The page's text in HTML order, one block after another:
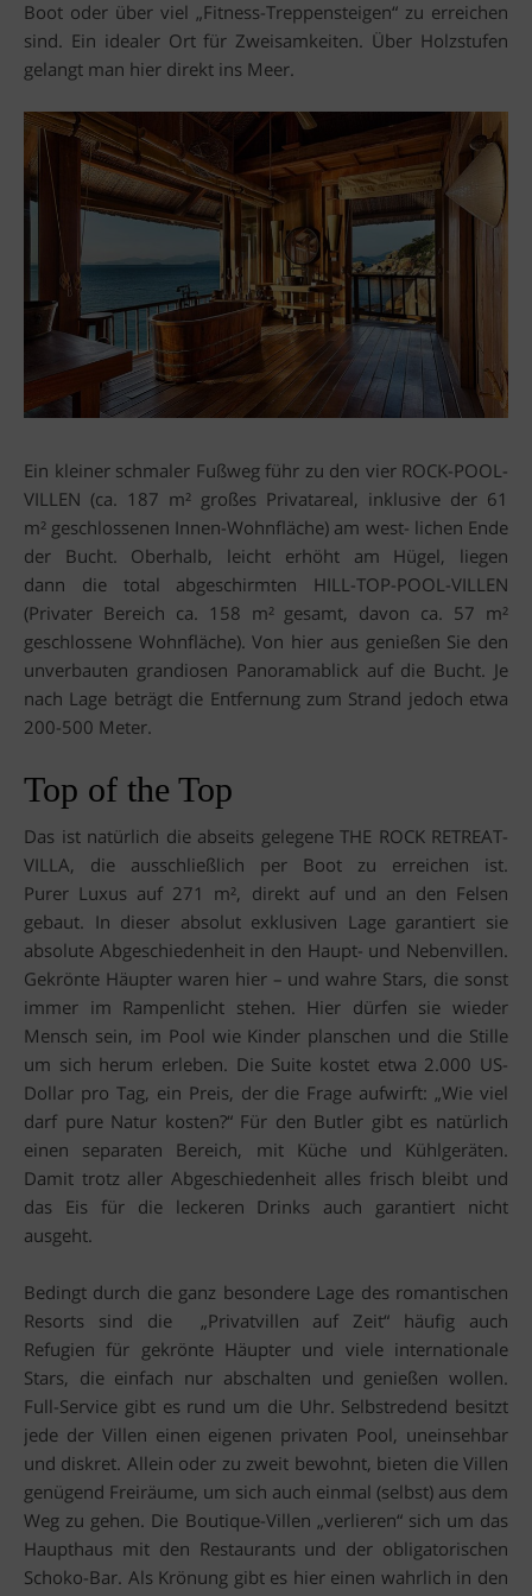
Boot oder über viel „Fitness-Treppensteigen“ zu erreichen
sind. Ein idealer Ort für Zweisamkeiten. Über Holzstufen
gelangt man hier direkt ins Meer.
Ein kleiner schmaler Fußweg führ zu den vier ROCK-POOL-
VILLEN (ca. 187 m² großes Privatareal, inklusive der 61
m² geschlossenen Innen-Wohnfläche) am west- lichen Ende
der Bucht. Oberhalb, leicht erhöht am Hügel, liegen
dann die total abgeschirmten HILL-TOP-POOL-VILLEN
(Privater Bereich ca. 158 m² gesamt, davon ca. 57 m²
geschlossene Wohnfläche). Von hier aus genießen Sie den
unverbauten grandiosen Panoramablick auf die Bucht. Je
nach Lage beträgt die Entfernung zum Strand jedoch etwa
200-500 Meter.
Top of the Top
Das ist natürlich die abseits gelegene THE ROCK RETREAT-
VILLA, die ausschließlich per Boot zu erreichen ist.
Purer Luxus auf 271 m², direkt auf und an den Felsen
gebaut. In dieser absolut exklusiven Lage garantiert sie
absolute Abgeschiedenheit in den Haupt- und Nebenvillen.
Gekrönte Häupter waren hier – und wahre Stars, die sonst
immer im Rampenlicht stehen. Hier dürfen sie wieder
Mensch sein, im Pool wie Kinder planschen und die Stille
um sich herum erleben. Die Suite kostet etwa 2.000 US-
Dollar pro Tag, ein Preis, der die Frage aufwirft: „Wie viel
darf pure Natur kosten?“ Für den Butler gibt es natürlich
einen separaten Bereich, mit Küche und Kühlgeräten.
Damit trotz aller Abgeschiedenheit alles frisch bleibt und
das Eis für die leckeren Drinks auch garantiert nicht
ausgeht.
Bedingt durch die ganz besondere Lage des romantischen
Resorts sind die „Privatvillen auf Zeit“ häufig auch
Refugien für gekrönte Häupter und viele internationale
Stars, die einfach nur abschalten und genießen wollen.
Full-Service gibt es rund um die Uhr. Selbstredend besitzt
jede der Villen einen eigenen privaten Pool, uneinsehbar
und diskret. Allein oder zu zweit bewohnt, bieten die Villen
genügend Freiräume, um sich auch einmal (selbst) aus dem
Weg zu gehen. Die Boutique-Villen „verlieren“ sich um das
Haupthaus mit den Restaurants und der obligatorischen
Schoko-Bar. Als Krönung gibt es hier einen wahrlich in den